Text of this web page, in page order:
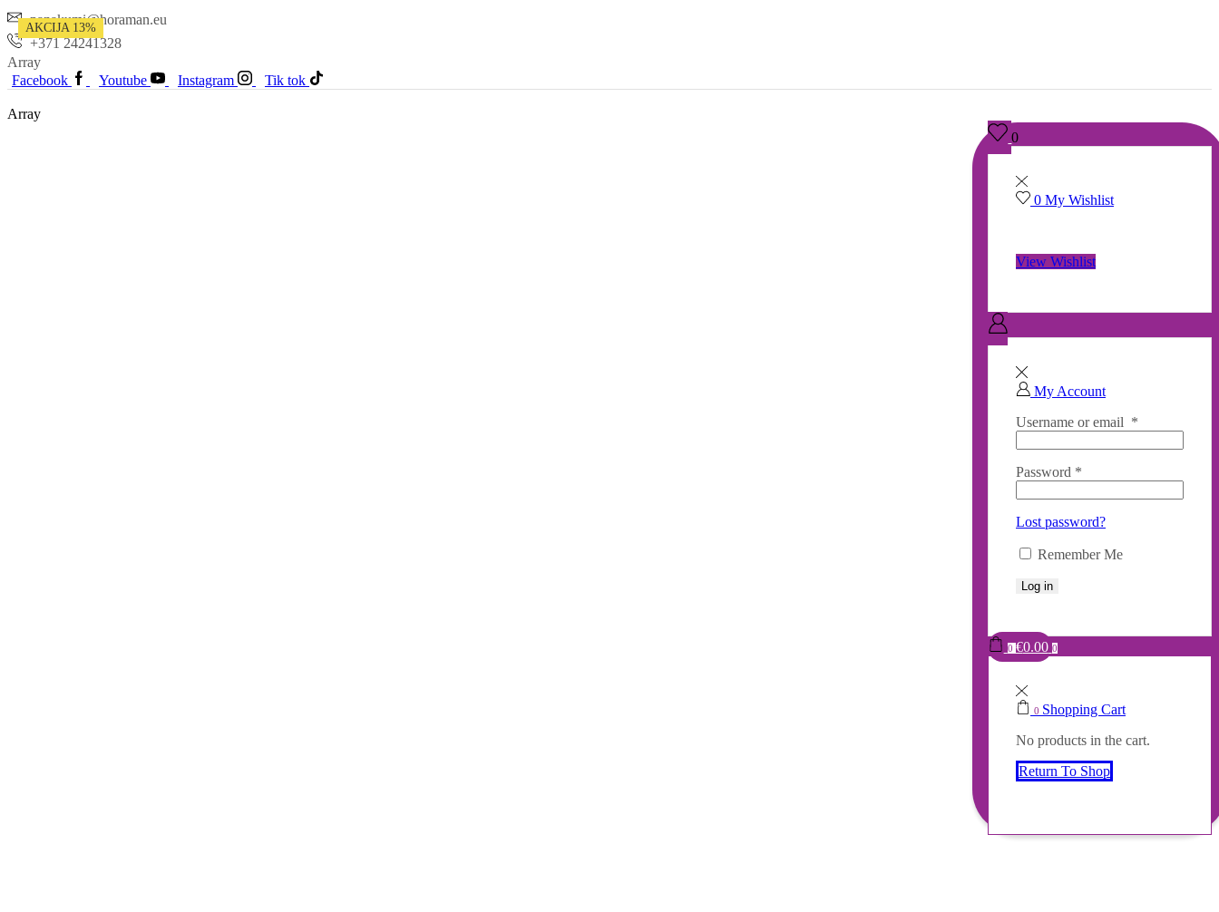
panakumi@horaman.eu
+371 24241328
Array
Facebook
Youtube Instagram Tik tok
Array
0
0 My Wishlist
View Wishlist
My Account
Username or email *
Password *
Lost password?
Remember Me
Log in
0 €0.00 0
0 Shopping Cart
No products in the cart.
Return To Shop
AKCIJA 13%